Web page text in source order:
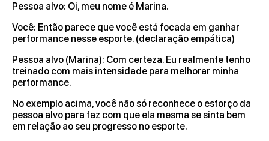
Pessoa alvo: Oi, meu nome é Marina.
Você: Então parece que você está focada em ganhar
performance nesse esporte. (declaração empática)
Pessoa alvo (Marina): Com certeza. Eu realmente tenho
treinado com mais intensidade para melhorar minha
performance.
No exemplo acima, você não só reconhece o esforço da
pessoa alvo para faz com que ela mesma se sinta bem
em relação ao seu progresso no esporte.